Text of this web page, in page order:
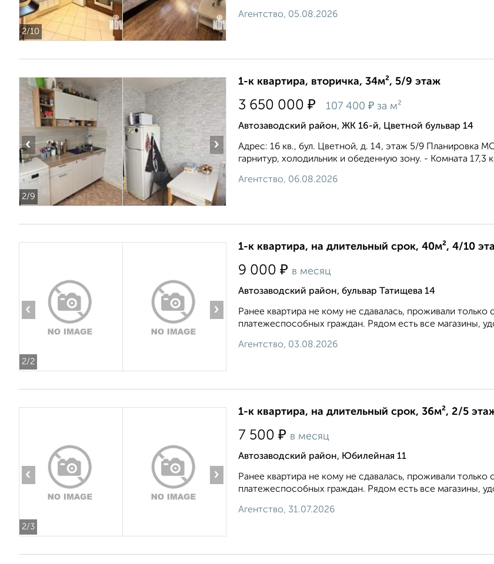
2/10
Агентство, 05.08.2026
2/9
‹ ›
1-к квартира, вторичка, 34м², 5/9 этаж
3 650 000 ₽ 107 400 ₽ за м²
Автозаводский район, ЖК 16-й, Цветной бульвар 14
Адрес: 16 кв., бул. Цветной, д. 14, этаж 5/9 Планировка
гарнитур, холодильник и обеденную зону. - Комната 17,3
Агентство, 06.08.2026
2/2
‹ ›
1-к квартира, на длительный срок, 40м², 4/10
9 000 ₽ в месяц
Автозаводский район, бульвар Татищева 14
Ранее квартира не кому не сдавалась, проживали
платежеспособных граждан. Рядом есть все магазины,
Агентство, 03.08.2026
2/3
‹ ›
1-к квартира, на длительный срок, 36м², 2/5
7 500 ₽ в месяц
Автозаводский район, Юбилейная 11
Ранее квартира не кому не сдавалась, проживали
платежеспособных граждан. Рядом есть все магазины,
Агентство, 31.07.2026